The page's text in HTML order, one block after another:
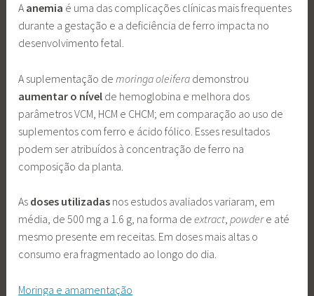
A anemia é uma das complicações clínicas mais frequentes
durante a gestação e a deficiência de ferro impacta no
desenvolvimento fetal.
A suplementação de moringa oleifera demonstrou
aumentar o nível de hemoglobina e melhora dos
parâmetros VCM, HCM e CHCM; em comparação ao uso de
suplementos com ferro e ácido fólico. Esses resultados
podem ser atribuídos à concentração de ferro na
composição da planta.
As doses utilizadas nos estudos avaliados variaram, em
média, de 500 mg a 1.6 g, na forma deextract,powdere até
mesmo presente em receitas. Em doses mais altas o
consumo era fragmentado ao longo do dia.
Moringa e amamentação